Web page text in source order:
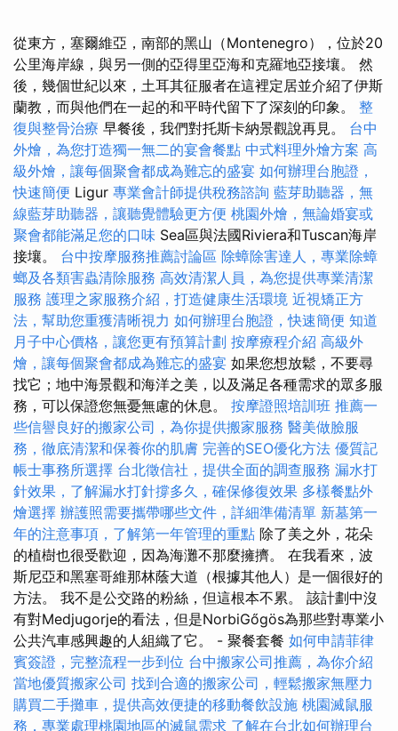
從東方，塞爾維亞，南部的黑山（Montenegro），位於20
公里海岸線，與另一側的亞得里亞海和克羅地亞接壤。 然
後，幾個世紀以來，土耳其征服者在這裡定居並介紹了伊斯
蘭教，而與他們在一起的和平時代留下了深刻的印象。 整
復與整骨治療 早餐後，我們對托斯卡納景觀說再見。 台中
外燴，為您打造獨一無二的宴會餐點 中式料理外燴方案 高
級外燴，讓每個聚會都成為難忘的盛宴 如何辦理台胞證，
快速簡便 Ligur 專業會計師提供稅務諮詢 藍芽助聽器，無
線藍芽助聽器，讓聽覺體驗更方便 桃園外燴，無論婚宴或
聚會都能滿足您的口味 Sea區與法國Riviera和Tuscan海岸
接壤。 台中按摩服務推薦討論區 除蟑除害達人，專業除蟑
螂及各類害蟲清除服務 高效清潔人員，為您提供專業清潔
服務 護理之家服務介紹，打造健康生活環境 近視矯正方
法，幫助您重獲清晰視力 如何辦理台胞證，快速簡便 知道
月子中心價格，讓您更有預算計劃 按摩療程介紹 高級外
燴，讓每個聚會都成為難忘的盛宴 如果您想放鬆，不要尋
找它；地中海景觀和海洋之美，以及滿足各種需求的眾多服
務，可以保證您無憂無慮的休息。 按摩證照培訓班 推薦一
些信譽良好的搬家公司，為你提供搬家服務 醫美做臉服
務，徹底清潔和保養你的肌膚 完善的SEO優化方法 優質記
帳士事務所選擇 台北徵信社，提供全面的調查服務 漏水打
針效果，了解漏水打針撐多久，確保修復效果 多樣餐點外
燴選擇 辦護照需要攜帶哪些文件，詳細準備清單 新墓第一
年的注意事項，了解第一年管理的重點 除了美之外，花朵
的植樹也很受歡迎，因為海灘不那麼擁擠。 在我看來，波
斯尼亞和黑塞哥維那林蔭大道（根據其他人）是一個很好的
方法。 我不是公交路的粉絲，但這根本不累。 該計劃中沒
有對Medjugorje的看法，但是NorbiGőgös為那些對專業小
公共汽車感興趣的人組織了它。 - 聚餐套餐 如何申請菲律
賓簽證，完整流程一步到位 台中搬家公司推薦，為你介紹
當地優質搬家公司 找到合適的搬家公司，輕鬆搬家無壓力
購買二手攤車，提供高效便捷的移動餐飲設施 桃園滅鼠服
務，專業處理桃園地區的滅鼠需求 了解在台北如何辦理台